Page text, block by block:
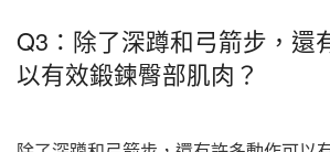
Q3：除了深蹲和弓箭步，還
以有效鍛鍊臀部肌肉？